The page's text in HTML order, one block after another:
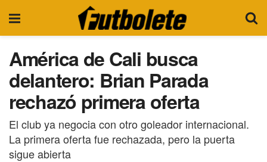
América de Cali busca
delantero: Brian Parada
rechazó primera oferta
El club ya negocia con otro goleador internacional.
La primera oferta fue rechazada, pero la puerta
sigue abierta